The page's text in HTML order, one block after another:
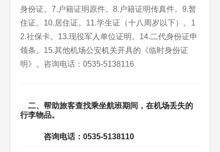
身份证。7.户籍证明原件。8.户籍证明传真件。9.暂
住证。10.居住证。11.学生证（十八周岁以下）。1
2.社保卡。13.现役军人单位证明。14.二代身份证申
领条。15.其他机场公安机关开具的《临时身份证
明》。咨询电话：0535-5138116
二、帮助旅客查找乘坐航班期间，在机场丢失的
行李物品。
咨询电话：0535-5138110